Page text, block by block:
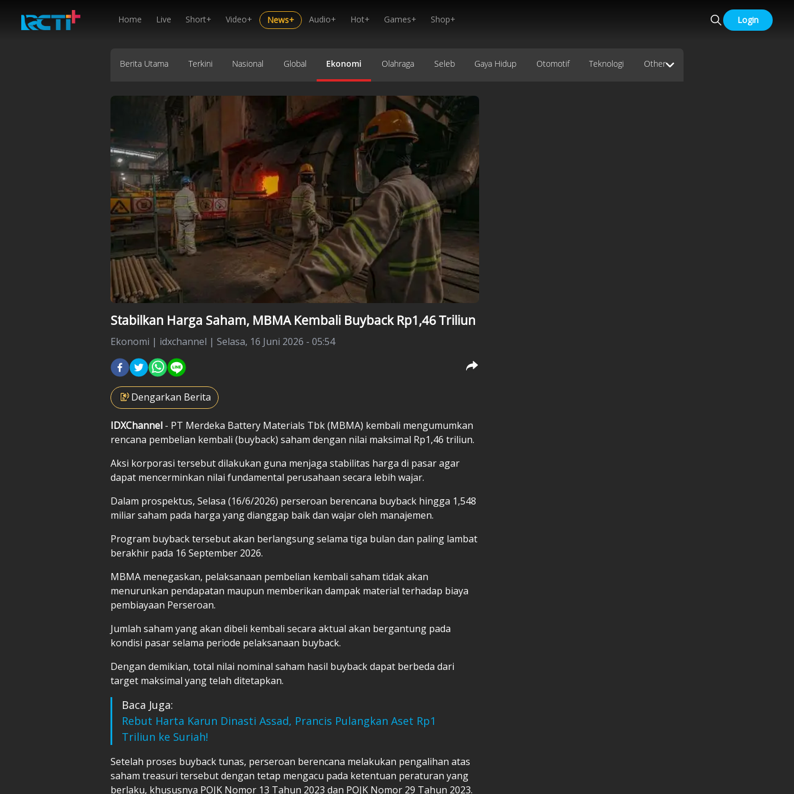
Home Live Short+ Video+ News+ Audio+ Hot+ Games+ Shop+ Login
Berita Utama Terkini Nasional Global Ekonomi Olahraga Seleb Gaya Hidup Otomotif Teknologi Other
Stabilkan Harga Saham, MBMA Kembali Buyback Rp1,46 Triliun
Ekonomi | idxchannel | Selasa, 16 Juni 2026 - 05:54
Dengarkan Berita
IDXChannel - PT Merdeka Battery Materials Tbk (MBMA) kembali mengumumkan
rencana pembelian kembali (buyback) saham dengan nilai maksimal Rp1,46 triliun.
Aksi korporasi tersebut dilakukan guna menjaga stabilitas harga di pasar agar
dapat mencerminkan nilai fundamental perusahaan secara lebih wajar.
Dalam prospektus, Selasa (16/6/2026) perseroan berencana buyback hingga 1,548
miliar saham pada harga yang dianggap baik dan wajar oleh manajemen.
Program buyback tersebut akan berlangsung selama tiga bulan dan paling lambat
berakhir pada 16 September 2026.
MBMA menegaskan, pelaksanaan pembelian kembali saham tidak akan
menurunkan pendapatan maupun memberikan dampak material terhadap biaya
pembiayaan Perseroan.
Jumlah saham yang akan dibeli kembali secara aktual akan bergantung pada
kondisi pasar selama periode pelaksanaan buyback.
Dengan demikian, total nilai nominal saham hasil buyback dapat berbeda dari
target maksimal yang telah ditetapkan.
Baca Juga:
Rebut Harta Karun Dinasti Assad, Prancis Pulangkan Aset Rp1
Triliun ke Suriah!
Setelah proses buyback tunas, perseroan berencana melakukan pengalihan atas
saham treasuri tersebut dengan tetap mengacu pada ketentuan peraturan yang
berlaku, khususnya POJK Nomor 13 Tahun 2023 dan POJK Nomor 29 Tahun 2023.